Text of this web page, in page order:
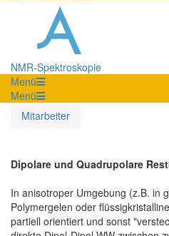
NMR-Spektroskopie
Menü
Menü
Mitarbeiter
Dipolare und Quadrupolare
In anisotroper Umgebung (z.B. in
Polymergelen oder
partiell orientiert und sonst